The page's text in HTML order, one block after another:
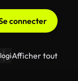
connecter
Zoom En
Afficher tout